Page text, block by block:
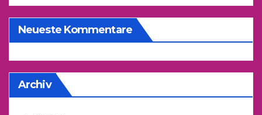
Neueste Kommentare
Archiv